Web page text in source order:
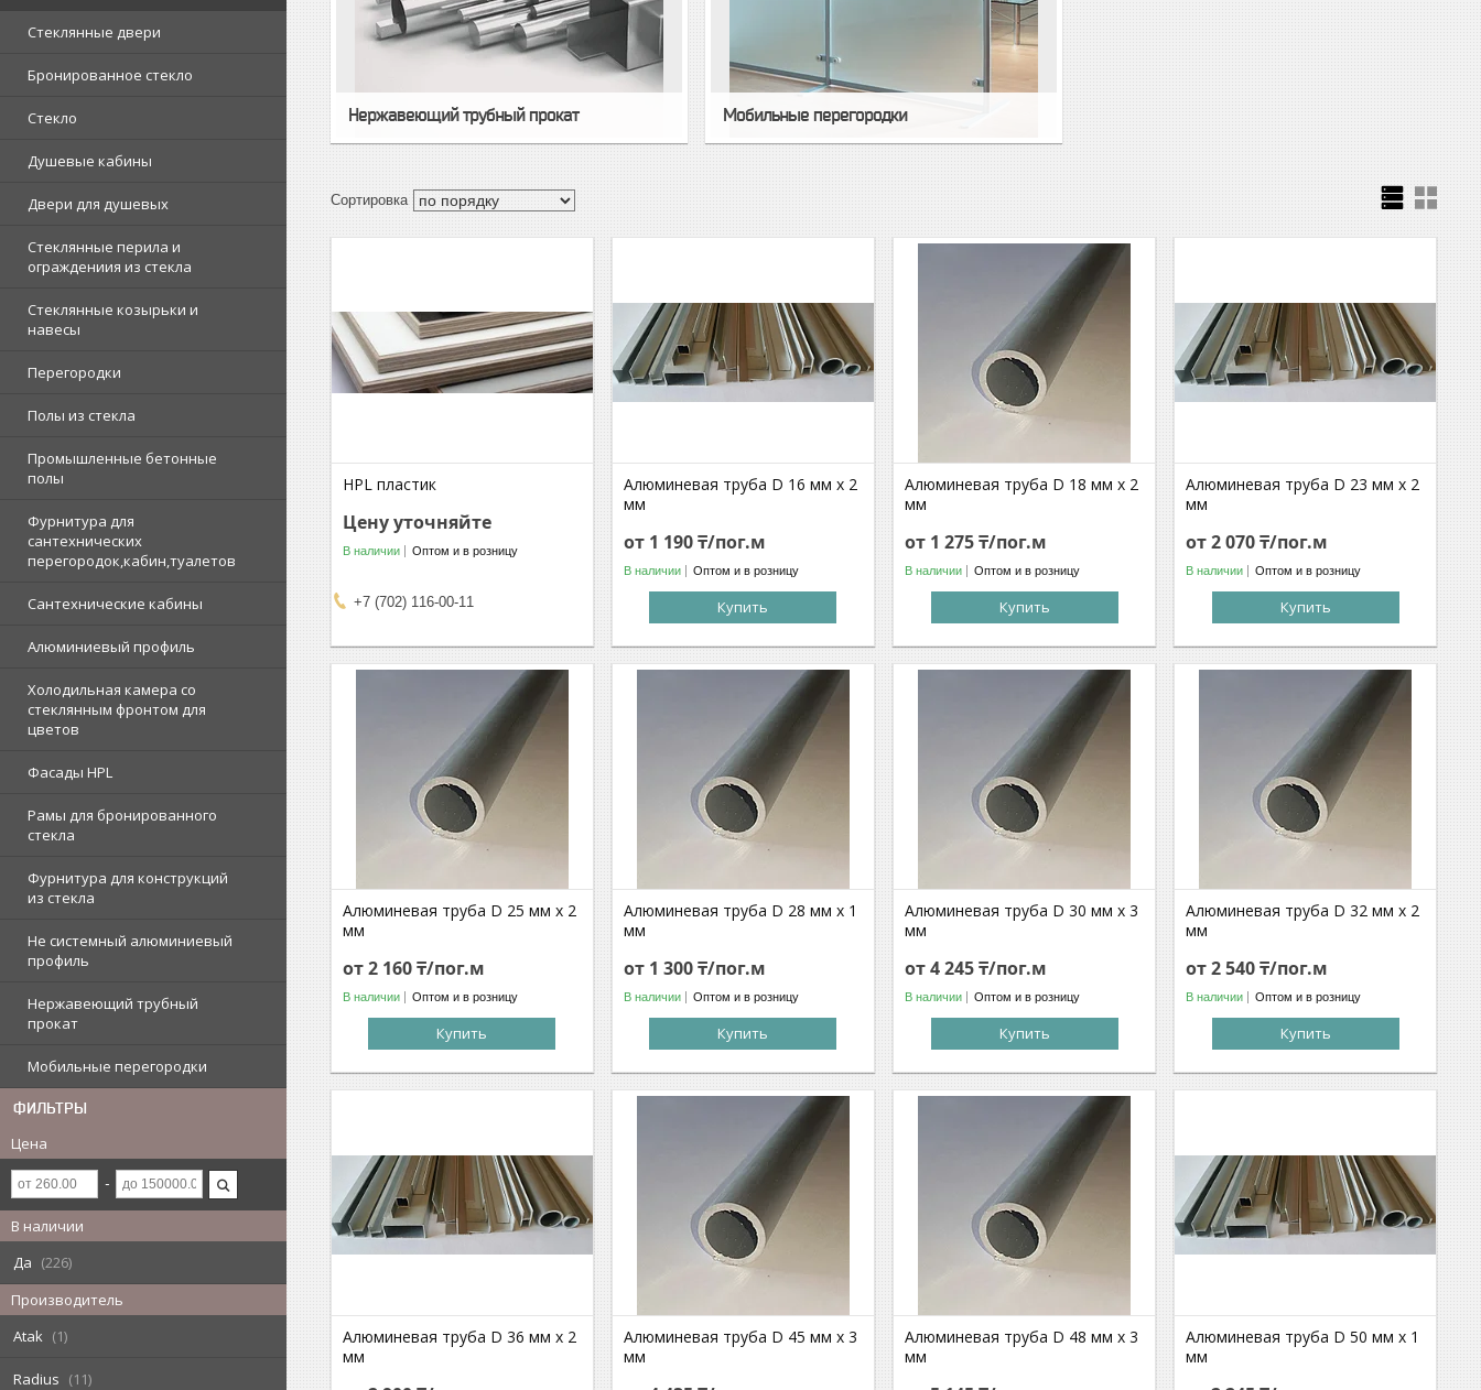
Стеклянные двери
Бронированное стекло
Стекло
Душевые кабины
Двери для душевых
Стеклянные перила и
ограждениия из стекла
Стеклянные козырьки и
навесы
Перегородки
Полы из стекла
Промышленные бетонные
полы
Фурнитура для
сантехнических
перегородок,кабин,туалетов
Сантехнические кабины
Алюминиевый профиль
Холодильная камера со
стеклянным фронтом для
цветов
Фасады HPL
Рамы для бронированного
стекла
Фурнитура для конструкций
из стекла
Не системный алюминиевый
профиль
Нержавеющий трубный
прокат
Мобильные перегородки
ФИЛЬТРЫ
Цена
В наличии
Да
226
Производитель
Atak
1
Radius 11
Нержавеющий трубный прокат Мобильные перегородки
HPL пластик
Цену уточняйте
В наличии Оптом и в розницу
+7 (702) 116-00-11
Алюминевая труба D 16 мм х 2
мм
от 1 190 ₸/пог.м
В наличии Оптом и в розницу
Купить
Алюминевая труба D 18 мм х 2
мм
от 1 275 ₸/пог.м
В наличии Оптом и в розницу
Купить
Алюминевая труба D 23 мм х 2
мм
от 2 070 ₸/пог.м
В наличии Оптом и в розницу
Купить
Алюминевая труба D 25 мм х 2
мм
от 2 160 ₸/пог.м
В наличии Оптом и в розницу
Купить
Алюминевая труба D 28 мм х 1
мм
от 1 300 ₸/пог.м
В наличии Оптом и в розницу
Купить
Алюминевая труба D 30 мм х 3
мм
от 4 245 ₸/пог.м
В наличии Оптом и в розницу
Купить
Алюминевая труба D 32 мм х 2
мм
от 2 540 ₸/пог.м
В наличии Оптом и в розницу
Купить
Алюминевая труба D 36 мм х 2
мм
Алюминевая труба D 45 мм х 3
мм
Алюминевая труба D 48 мм х 3
мм
Алюминевая труба D 50 мм х 1
мм